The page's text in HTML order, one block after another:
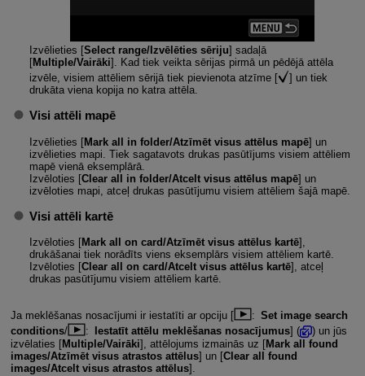
Izvēlieties [Select range/Izvēlēties sēriju] sadaļā
[Multiple/Vairāki]. Kad tiek veikta sērijas pirmā un pēdējā attēla
izvēle, visiem attēliem sērijā tiek pievienota atzīme [
] un tiek
drukāta viena kopija no katra attēla.
Visi attēli mapē
Izvēlieties [Mark all in folder/Atzīmēt visus attēlus mapē] un
izvēlieties mapi. Tiek sagatavots drukas pasūtījums visiem attēliem
mapē vienā eksemplārā.
Izvēloties [Clear all in folder/Atcelt visus attēlus mapē] un
izvēloties mapi, atceļ drukas pasūtījumu visiem attēliem šajā mapē.
Visi attēli kartē
Izvēloties [Mark all on card/Atzīmēt visus attēlus kartē],
drukāšanai tiek norādīts viens eksemplārs visiem attēliem kartē.
Izvēloties [Clear all on card/Atcelt visus attēlus kartē], atceļ
drukas pasūtījumu visiem attēliem kartē.
Ja meklēšanas nosacījumi ir iestatīti ar opciju [ : Set image search
conditions/ : Iestatīt attēlu meklēšanas nosacījumus] (
) un jūs
izvēlaties [Multiple/Vairāki], attēlojums izmainās uz [Mark all found
images/Atzīmēt visus atrastos attēlus] un [Clear all found
images/Atcelt visus atrastos attēlus].